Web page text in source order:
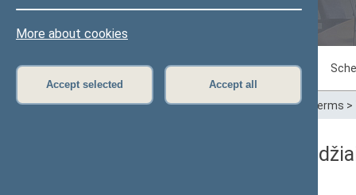
More about cookies
Accept selected Accept all
Sitting in progress Plenary sittings
Home>Plenary sittings>Parliamentary terms >
02/17/2000 Seimo